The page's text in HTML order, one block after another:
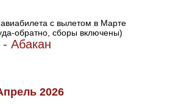
с вылетом в Марте
обратно, сборы включены)
- Абакан
2026